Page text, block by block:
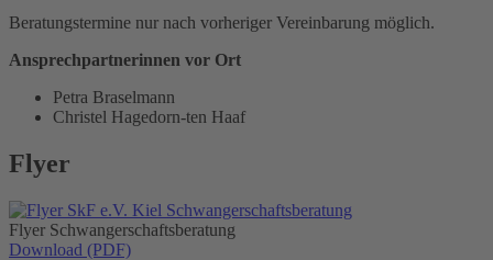
Beratungstermine nur nach vorheriger Vereinbarung möglich.
Ansprechpartnerinnen vor Ort
Petra Braselmann
Christel Hagedorn-ten Haaf
Flyer
Flyer Schwangerschaftsberatung
Download (PDF)